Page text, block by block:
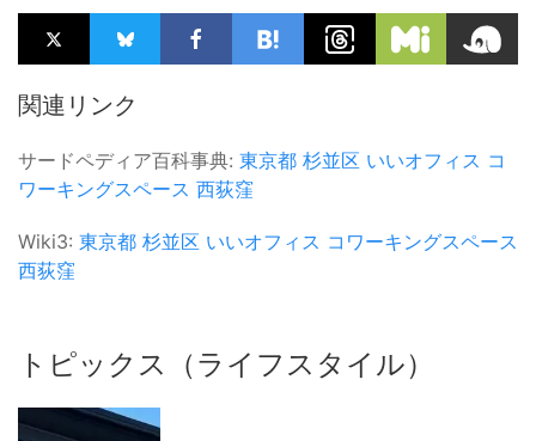
関連リンク
サードペディア百科事典: 東京都 杉並区 いいオフィス コ
ワーキングスペース 西荻窪
Wiki3: 東京都 杉並区 いいオフィス コワーキングスペース
西荻窪
トピックス（ライフスタイル）